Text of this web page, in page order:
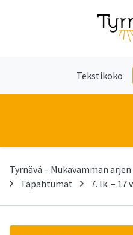
Tekstikoko
Tyrnävä – Mukavamman
Tapahtumat
7. lk. – 17